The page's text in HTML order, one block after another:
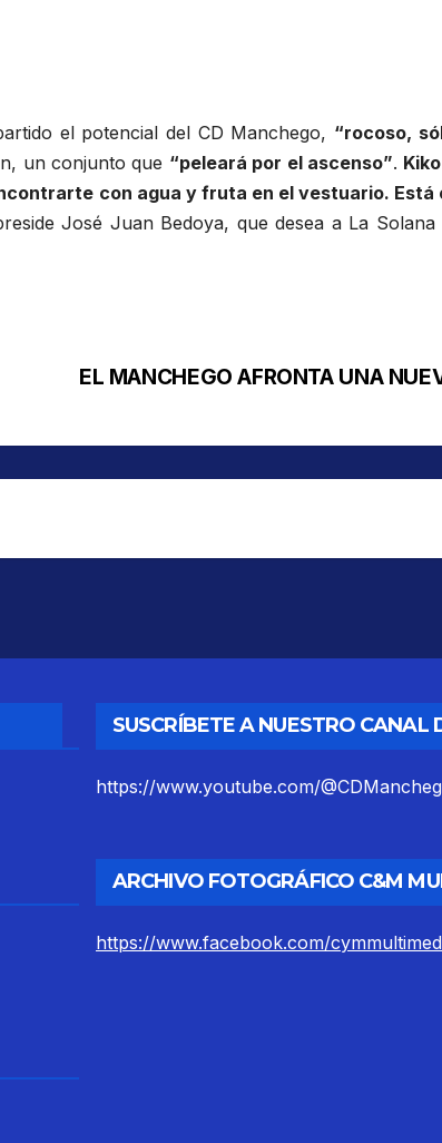
el potencial del CD Manchego, “rocoso,
un conjunto que “peleará por el ascenso”.
con agua y fruta en el vestuario.
José Juan Bedoya, que desea a La
EL MANCHEGO AFRONTA UNA
SUSCRÍBETE A NUESTRO CANAL
https://www.youtube.com/
ARCHIVO FOTOGRÁFICO C&M
https://www.facebook.com/